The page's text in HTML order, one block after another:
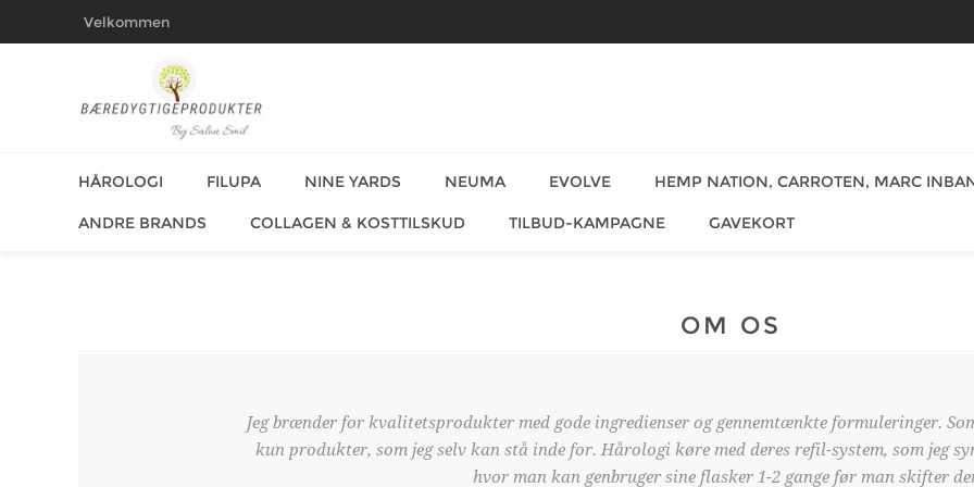
Velkommen
HÅROLOGI FILUPA NINE YARDS NEUMA EVOLVE HEMP NATION, CARROTEN, MARC
ANDRE BRANDS COLLAGEN & KOSTTILSKUD TILBUD-KAMPAGNE GAVEKORT
OM OS
Jeg brænder for kvalitetsprodukter med gode ingredienser og gennemtænkte formuleringer.
kun produkter, som jeg selv kan stå inde for. Hårologi køre med deres refil-system, som jeg
hvor man kan genbruger sine flasker 1-2 gange før man skifter